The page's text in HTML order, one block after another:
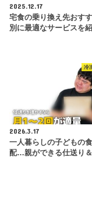
2025.12.17
宅食の乗り換え先おす
別に最適なサービスを
冷
2026.3.17
一人暮らしの子どもの
配…親ができる仕送り